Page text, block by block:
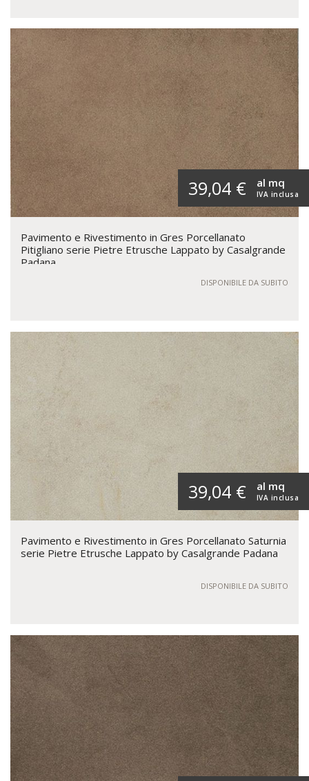
39,04 € IVA inclusa
al mq
Pavimento e Rivestimento in Gres Porcellanato
Pitigliano serie Pietre Etrusche Lappato by Casalgrande
Padana
DISPONIBILE DA SUBITO
39,04 € IVA inclusa
al mq
Pavimento e Rivestimento in Gres Porcellanato Saturnia
serie Pietre Etrusche Lappato by Casalgrande Padana
DISPONIBILE DA SUBITO